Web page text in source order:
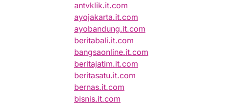
antvklik.it.com
ayojakarta.it.com
ayobandung.it.com
beritabali.it.com
bangsaonline.it.com
beritajatim.it.com
beritasatu.it.com
bernas.it.com
bisnis.it.com